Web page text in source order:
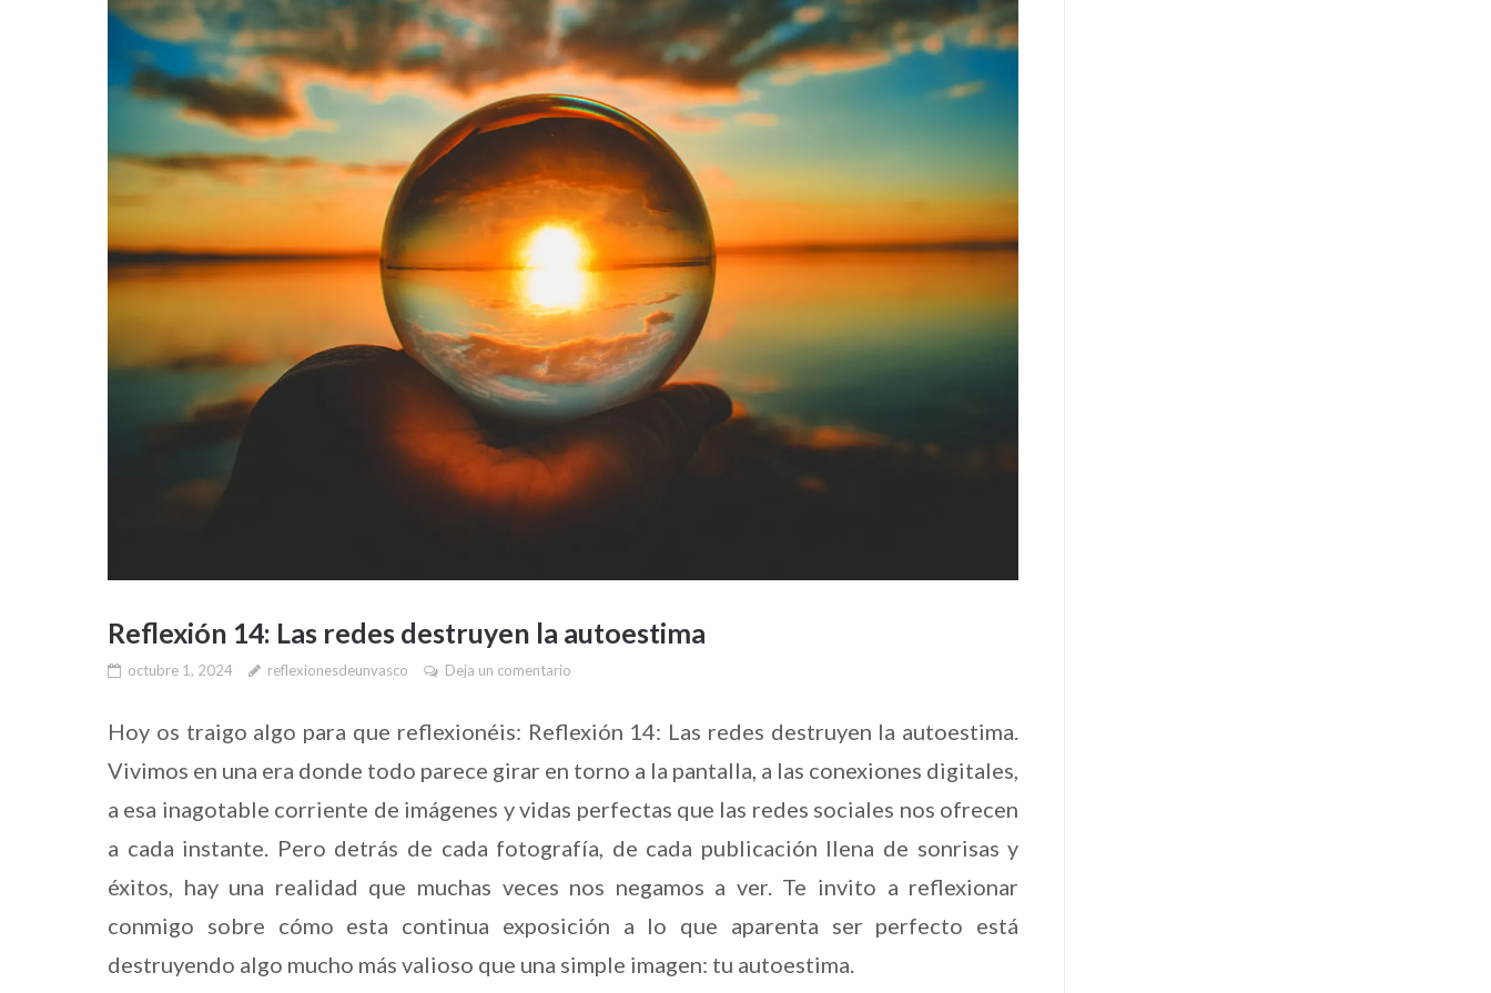
Reflexión 14: Las redes destruyen la autoestima
octubre 1, 2024 reflexionesdeunvasco Deja un comentario
Hoy os traigo algo para que reflexionéis: Reflexión 14: Las redes destruyen la autoestima.
Vivimos en una era donde todo parece girar en torno a la pantalla, a las conexiones digitales,
a esa inagotable corriente de imágenes y vidas perfectas que las redes sociales nos ofrecen
a cada instante. Pero detrás de cada fotografía, de cada publicación llena de sonrisas y
éxitos, hay una realidad que muchas veces nos negamos a ver. Te invito a reflexionar
conmigo sobre cómo esta continua exposición a lo que aparenta ser perfecto está
destruyendo algo mucho más valioso que una simple imagen: tu autoestima.